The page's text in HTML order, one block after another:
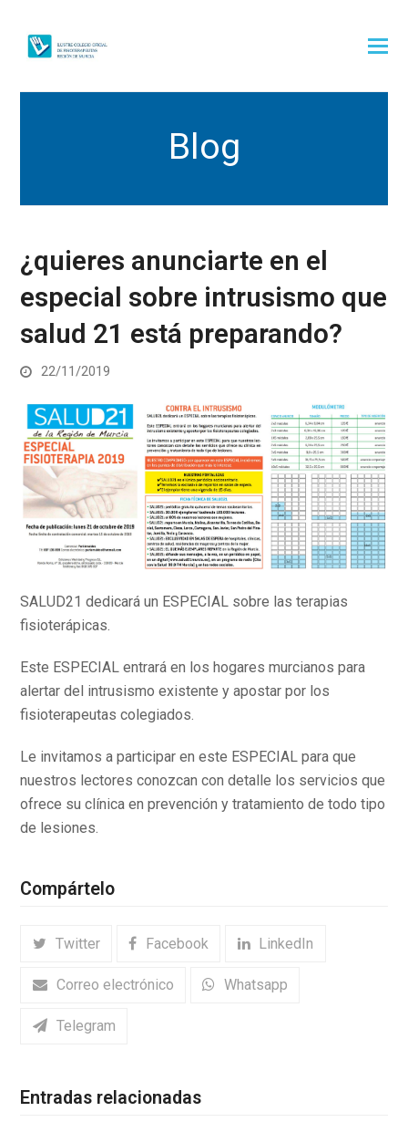
Blog
¿quieres anunciarte en el
especial sobre intrusismo que
salud 21 está preparando?
22/11/2019
SALUD21 dedicará un ESPECIAL sobre las terapias
fisioterápicas.
Este ESPECIAL entrará en los hogares murcianos para
alertar del intrusismo existente y apostar por los
fisioterapeutas colegiados.
Le invitamos a participar en este ESPECIAL para que
nuestros lectores conozcan con detalle los servicios que
ofrece su clínica en prevención y tratamiento de todo tipo
de lesiones.
Compártelo
Twitter Facebook LinkedIn
Correo electrónico Whatsapp
Telegram
Entradas relacionadas